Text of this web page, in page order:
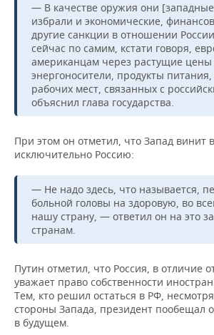
— В качестве оружия они
избрали и экономические,
другие санкции в отношении
сейчас по самим, кстати говоря,
американцам через растущие цены
энергоносители, продукты
рабочих мест, связанных с
объяснил глава государства.
При этом он отметил, что Запад винит
исключительно Россию:
— Не надо здесь, что называется,
больной головы на здоровую, во
нашу страну, — ответил он на это
странам.
Путин отметил, что Россия, в отличие
уважает право собственности
Тем, кто решил остаться в РФ,
стороны Запада, президент пообещал
в будущем.